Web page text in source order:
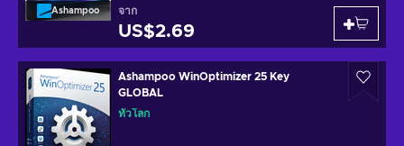
Ashampoo จาก
US$2.69
Ashampoo WinOptimizer 25 Key
GLOBAL
ทั่วโลก